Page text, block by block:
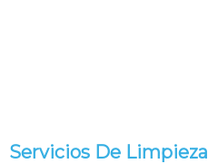
Servicios De Limpieza